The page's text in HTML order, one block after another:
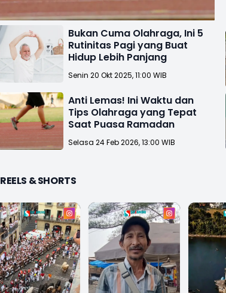
Bukan Cuma Olahraga, Ini 5
Rutinitas Pagi yang Buat
Hidup Lebih Panjang
Senin 20 Okt 2025, 11:00 WIB
Anti Lemas! Ini Waktu dan
Tips Olahraga yang Tepat
Saat Puasa Ramadan
Selasa 24 Feb 2026, 13:00 WIB
REELS & SHORTS